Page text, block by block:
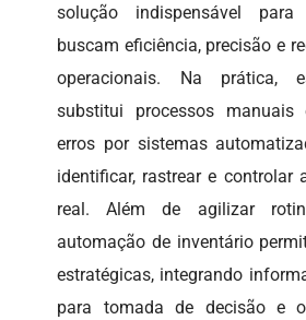
solução indispensável para
buscam eficiência, precisão e
operacionais. Na prática,
substitui processos
erros por sistemas
identificar, rastrear e controlar
real. Além de agilizar
automação de inventário
estratégicas, integrando
para tomada de decisão e